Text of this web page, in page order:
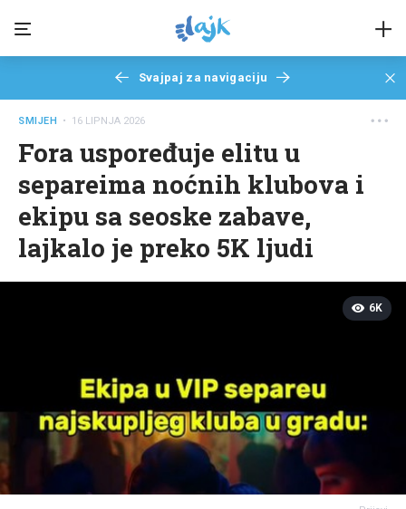
Svajpaj za navigaciju
SMIJEH • 16 LIPNJA 2026
Fora uspoređuje elitu u
separeima noćnih klubova i
ekipu sa seoske zabave,
lajkalo je preko 5K ljudi
6K